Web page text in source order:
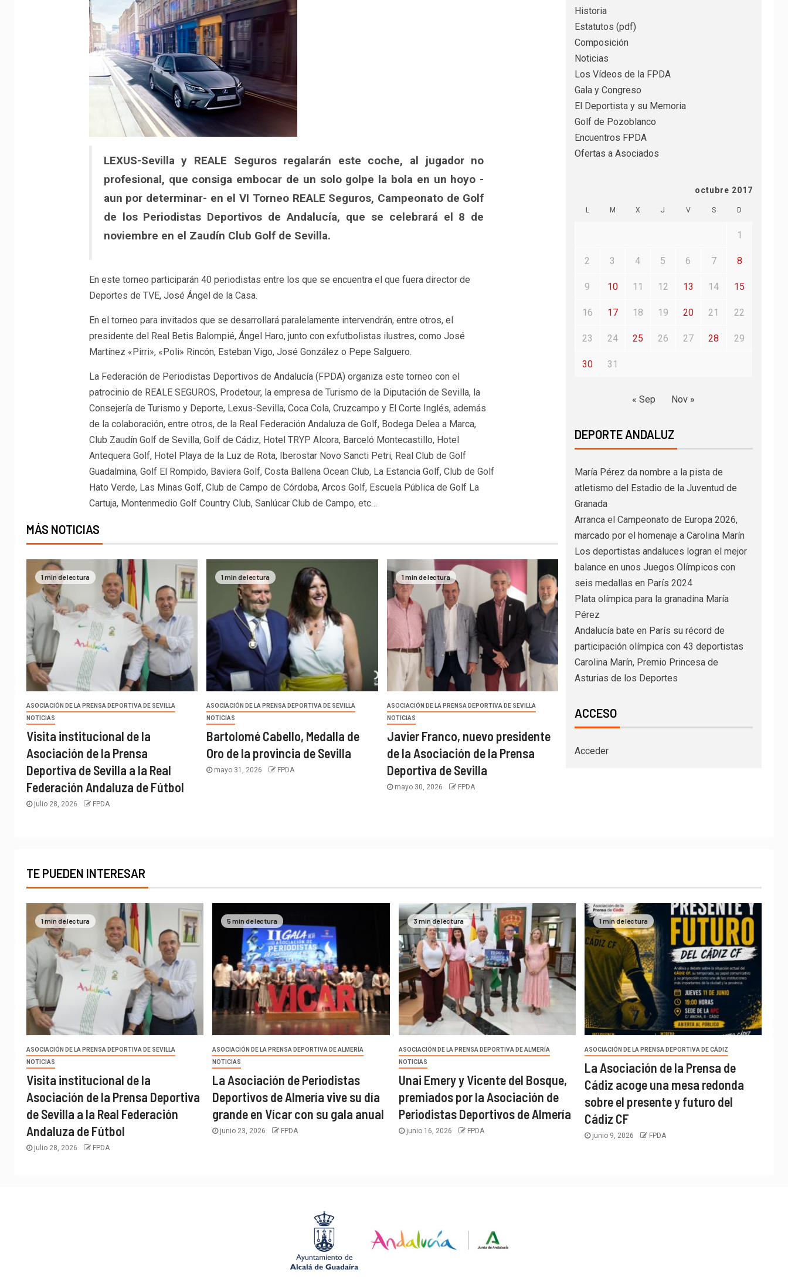
LEXUS-Sevilla y REALE Seguros regalarán este coche, al jugador no
profesional, que consiga embocar de un solo golpe la bola en un hoyo -
aun por determinar- en el VI Torneo REALE Seguros, Campeonato de Golf
de los Periodistas Deportivos de Andalucía, que se celebrará el 8 de
noviembre en el Zaudín Club Golf de Sevilla.
En este torneo participarán 40 periodistas entre los que se encuentra el que fuera director de
Deportes de TVE, José Ángel de la Casa.
En el torneo para invitados que se desarrollará paralelamente intervendrán, entre otros, el
presidente del Real Betis Balompié, Ángel Haro, junto con exfutbolistas ilustres, como José
Martínez «Pirri», «Poli» Rincón, Esteban Vigo, José González o Pepe Salguero.
La Federación de Periodistas Deportivos de Andalucía (FPDA) organiza este torneo con el
patrocinio de REALE SEGUROS, Prodetour, la empresa de Turismo de la Diputación de Sevilla, la
Consejería de Turismo y Deporte, Lexus-Sevilla, Coca Cola, Cruzcampo y El Corte Inglés, además
de la colaboración, entre otros, de la Real Federación Andaluza de Golf, Bodega Delea a Marca,
Club Zaudín Golf de Sevilla, Golf de Cádiz, Hotel TRYP Alcora, Barceló Montecastillo, Hotel
Antequera Golf, Hotel Playa de la Luz de Rota, Iberostar Novo Sancti Petri, Real Club de Golf
Guadalmina, Golf El Rompido, Baviera Golf, Costa Ballena Ocean Club, La Estancia Golf, Club de Golf
Hato Verde, Las Minas Golf, Club de Campo de Córdoba, Arcos Golf, Escuela Pública de Golf La
Cartuja, Montenmedio Golf Country Club, Sanlúcar Club de Campo, etc…
MÁS NOTICIAS
1 min de lectura
ASOCIACIÓN DE LA PRENSA DEPORTIVA DE SEVILLA
NOTICIAS
Visita institucional de la
Asociación de la Prensa
Deportiva de Sevilla a la Real
Federación Andaluza de Fútbol
julio 28, 2026 FPDA
1 min de lectura
ASOCIACIÓN DE LA PRENSA DEPORTIVA DE SEVILLA
NOTICIAS
Bartolomé Cabello, Medalla de
Oro de la provincia de Sevilla
mayo 31, 2026 FPDA
1 min de lectura
ASOCIACIÓN DE LA PRENSA DEPORTIVA DE SEVILLA
NOTICIAS
Javier Franco, nuevo presidente
de la Asociación de la Prensa
Deportiva de Sevilla
mayo 30, 2026 FPDA
Historia
Estatutos (pdf)
Composición
Noticias
Los Vídeos de la FPDA
Gala y Congreso
El Deportista y su Memoria
Golf de Pozoblanco
Encuentros FPDA
Ofertas a Asociados
octubre 2017
L M X J V S D
1
2 3 4 5 6 7 8
9 10 11 12 13 14 15
16 17 18 19 20 21 22
23 24 25 26 27 28 29
30 31
« Sep Nov »
DEPORTE ANDALUZ
María Pérez da nombre a la pista de
atletismo del Estadio de la Juventud de
Granada
Arranca el Campeonato de Europa 2026,
marcado por el homenaje a Carolina Marín
Los deportistas andaluces logran el mejor
balance en unos Juegos Olímpicos con
seis medallas en París 2024
Plata olímpica para la granadina María
Pérez
Andalucía bate en París su récord de
participación olímpica con 43 deportistas
Carolina Marín, Premio Princesa de
Asturias de los Deportes
ACCESO
Acceder
TE PUEDEN INTERESAR
1 min de lectura
ASOCIACIÓN DE LA PRENSA DEPORTIVA DE SEVILLA
NOTICIAS
Visita institucional de la
Asociación de la Prensa Deportiva
de Sevilla a la Real Federación
Andaluza de Fútbol
julio 28, 2026 FPDA
5 min de lectura
ASOCIACIÓN DE LA PRENSA DEPORTIVA DE ALMERÍA
NOTICIAS
La Asociación de Periodistas
Deportivos de Almería vive su día
grande en Vícar con su gala anual
junio 23, 2026 FPDA
3 min de lectura
ASOCIACIÓN DE LA PRENSA DEPORTIVA DE ALMERÍA
NOTICIAS
Unai Emery y Vicente del Bosque,
premiados por la Asociación de
Periodistas Deportivos de Almería
junio 16, 2026 FPDA
1 min de lectura
ASOCIACIÓN DE LA PRENSA DEPORTIVA DE CÁDIZ
La Asociación de la Prensa de
Cádiz acoge una mesa redonda
sobre el presente y futuro del
Cádiz CF
junio 9, 2026 FPDA